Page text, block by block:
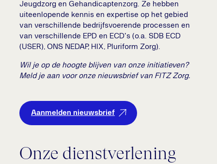
Jeugdzorg en Gehandicaptenzorg. Ze hebben
uiteenlopende kennis en expertise op het gebied
van verschillende bedrijfsvoerende processen en
van verschillende EPD en ECD's (o.a. SDB ECD
(USER), ONS NEDAP, HIX, Pluriform Zorg).
Wil je op de hoogte blijven van onze initiatieven?
Meld je aan voor onze nieuwsbrief van FITZ Zorg.
Aanmelden nieuwsbrief
Onze dienstverlening